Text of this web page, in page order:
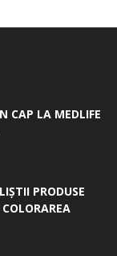
CAP LA MEDLIFE
PRODUSE